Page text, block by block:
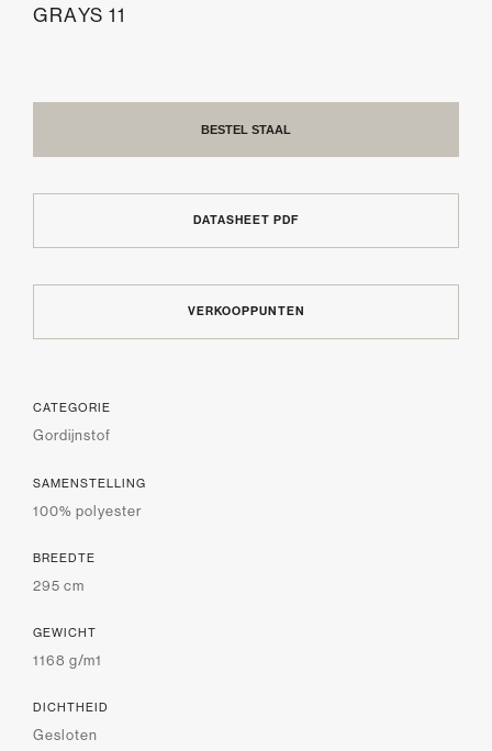
GRAYS 11
BESTEL STAAL
DATASHEET PDF
VERKOOPPUNTEN
CATEGORIE
Gordijnstof
SAMENSTELLING
100% polyester
BREEDTE
295 cm
GEWICHT
1168 g/m1
DICHTHEID
Gesloten